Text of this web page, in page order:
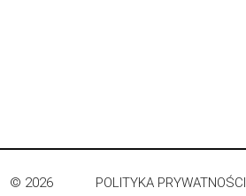
POLITYKA PRYWATNOŚCI
© 2026